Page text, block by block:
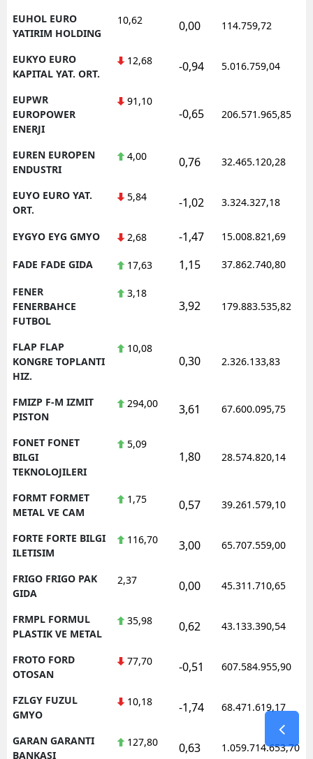
EUHOL EURO
YATIRIM HOLDING
10,62 0,00 114.759,72
EUKYO EURO
KAPITAL YAT. ORT.
12,68 -0,94 5.016.759,04
EUPWR
EUROPOWER
ENERJI
91,10
-0,65 206.571.965,85
EUREN EUROPEN
ENDUSTRI
4,00 0,76 32.465.120,28
EUYO EURO YAT.
ORT.
5,84 -1,02 3.324.327,18
EYGYO EYG GMYO 2,68 -1,47 15.008.821,69
FADE FADE GIDA 17,63 1,15 37.862.740,80
FENER
FENERBAHCE
FUTBOL
3,18
3,92 179.883.535,82
FLAP FLAP
KONGRE TOPLANTI
HIZ.
10,08
0,30 2.326.133,83
FMIZP F-M IZMIT
PISTON
294,00 3,61 67.600.095,75
FONET FONET
BILGI
TEKNOLOJILERI
5,09
1,80 28.574.820,14
FORMT FORMET
METAL VE CAM
1,75 0,57 39.261.579,10
FORTE FORTE BILGI
ILETISIM
116,70 3,00 65.707.559,00
FRIGO FRIGO PAK
GIDA
2,37 0,00 45.311.710,65
FRMPL FORMUL
PLASTIK VE METAL
35,98 0,62 43.133.390,54
FROTO FORD
OTOSAN
77,70 -0,51 607.584.955,90
FZLGY FUZUL
GMYO
10,18 -1,74 68.471.619,17
GARAN GARANTI
BANKASI
127,80 0,63 1.059.714.653,70